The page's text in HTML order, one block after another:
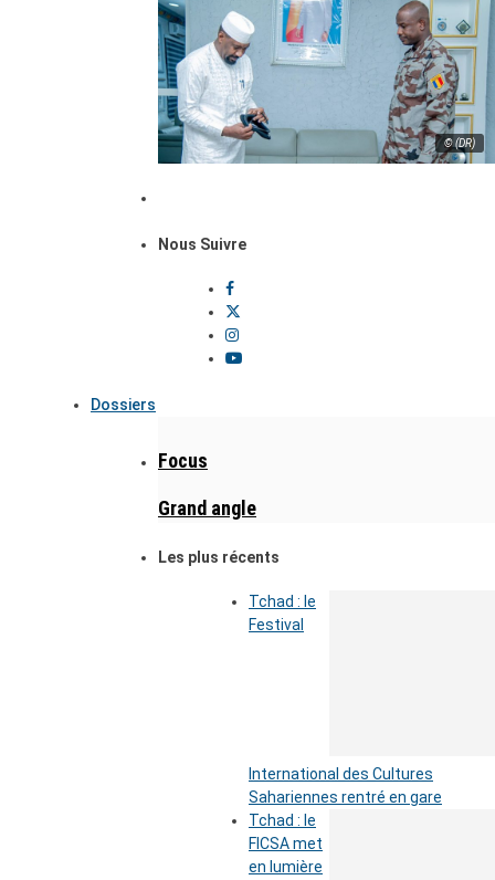
© (DR)
Nous Suivre
Dossiers
Focus
Grand angle
Les plus récents
Tchad : le
Festival
International des Cultures
Sahariennes rentré en gare
Tchad : le
FICSA met
en lumière